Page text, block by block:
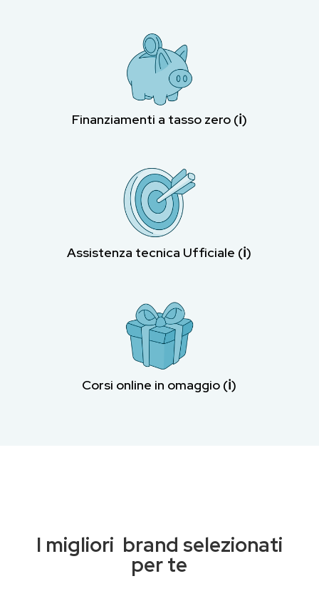
Finanziamenti a tasso zero (ℹ︎)
Assistenza tecnica Ufficiale (ℹ︎)
Corsi online in omaggio (ℹ︎)
I migliori brand selezionati
per te